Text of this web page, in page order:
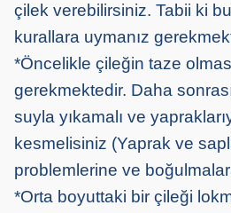
çilek verebilirsiniz. Tabii ki
kurallara uymanız
*Öncelikle çileğin taze
gerekmektedir. Daha
suyla yıkamalı ve
kesmelisiniz (Yaprak ve
problemlerine ve
*Orta boyuttaki bir çileği